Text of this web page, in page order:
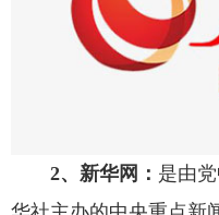
2、新华网： 是由